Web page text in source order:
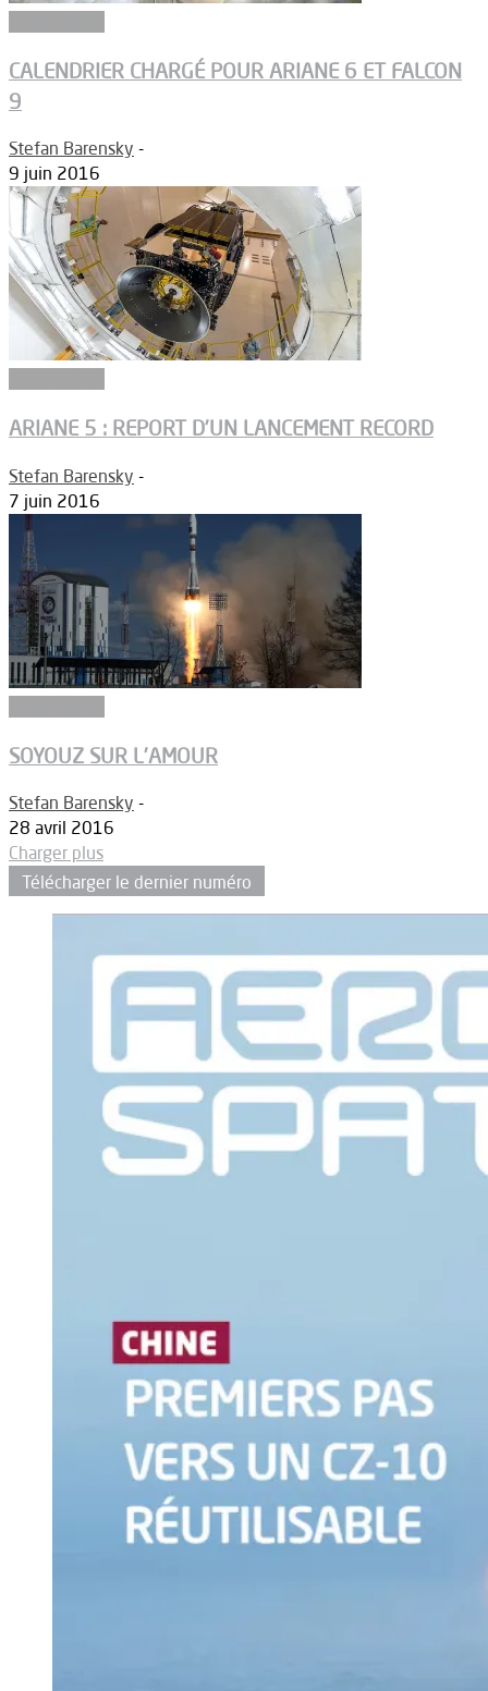
CALENDRIER CHARGÉ POUR ARIANE 6 ET FALCON
9
Stefan Barensky -
9 juin 2016
ARIANE 5 : REPORT D’UN LANCEMENT RECORD
Stefan Barensky -
7 juin 2016
SOYOUZ SUR L’AMOUR
Stefan Barensky -
28 avril 2016
Charger plus
Télécharger le dernier numéro